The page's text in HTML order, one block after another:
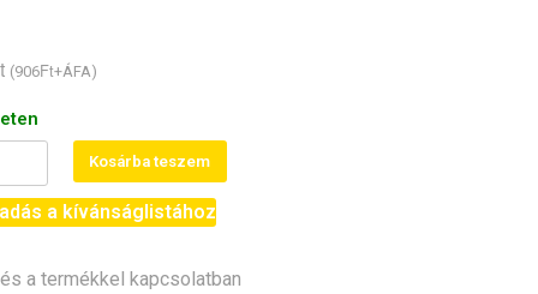
(906Ft+ÁFA)
Kosárba teszem
a kívánságlistához
a termékkel kapcsolatban